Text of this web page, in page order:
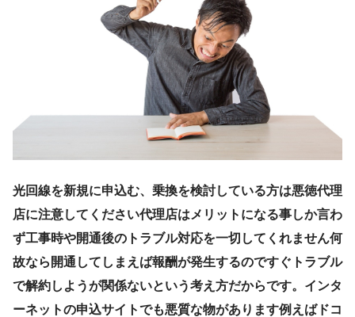
光回線を新規に申込む、乗換を検討している方は悪徳代理
店に注意してください代理店はメリットになる事しか言わ
ず工事時や開通後のトラブル対応を一切してくれません何
故なら開通してしまえば報酬が発生するのですぐトラブル
で解約しようが関係ないという考え方だからです。インタ
ーネットの申込サイトでも悪質な物があります例えばドコ